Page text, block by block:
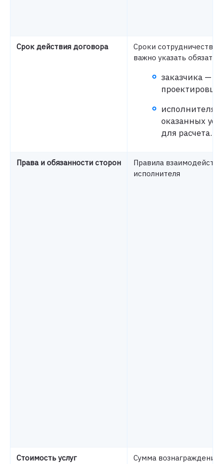
Срок действия договора
Сроки сотрудничества
важно указать
заказчика —
исполнителя
оказанных
для расчета.
Права и обязанности сторон
Правила
исполнителя
Стоимость услуг Сумма вознаграждения